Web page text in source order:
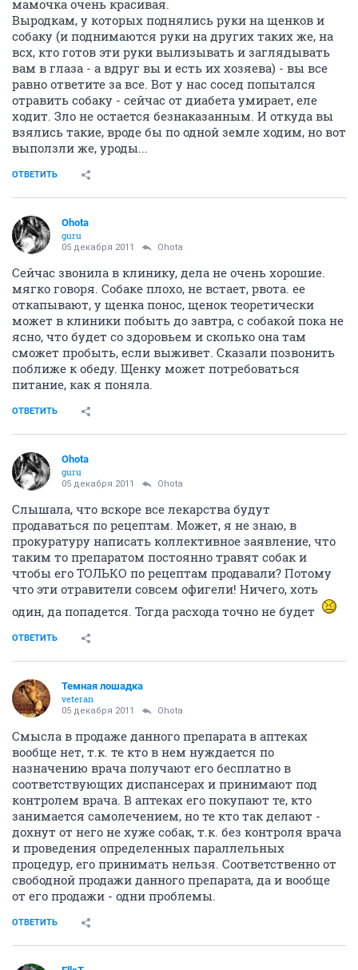
мамочка очень красивая.
Выродкам, у которых поднялись руки на щенков и
собаку (и поднимаются руки на других таких же, на
всх, кто готов эти руки вылизывать и заглядывать
вам в глаза - а вдруг вы и есть их хозяева) - вы все
равно ответите за все. Вот у нас сосед попытался
отравить собаку - сейчас от диабета умирает, еле
ходит. Зло не остается безнаказанным. И откуда вы
взялись такие, вроде бы по одной земле ходим, но вот
выползли же, уроды...
ОТВЕТИТЬ
Ohota
guru
05 декабря 2011 Ohota
Сейчас звонила в клинику, дела не очень хорошие.
мягко говоря. Собаке плохо, не встает, рвота. ее
откапывают, у щенка понос, щенок теоретически
может в клиники побыть до завтра, с собакой пока не
ясно, что будет со здоровьем и сколько она там
сможет пробыть, если выживет. Сказали позвонить
поближе к обеду. Щенку может потребоваться
питание, как я поняла.
ОТВЕТИТЬ
Ohota
guru
05 декабря 2011 Ohota
Слышала, что вскоре все лекарства будут
продаваться по рецептам. Может, я не знаю, в
прокуратуру написать коллективное заявление, что
таким то препаратом постоянно травят собак и
чтобы его ТОЛЬКО по рецептам продавали? Потому
что эти отравители совсем офигели! Ничего, хоть
один, да попадется. Тогда расхода точно не будет
ОТВЕТИТЬ
Темная лошадка
veteran
05 декабря 2011 Ohota
Смысла в продаже данного препарата в аптеках
вообще нет, т.к. те кто в нем нуждается по
назначению врача получают его бесплатно в
соответствующих диспансерах и принимают под
контролем врача. В аптеках его покупают те, кто
занимается самолечением, но те кто так делают -
дохнут от него не хуже собак, т.к. без контроля врача
и проведения определенных параллельных
процедур, его принимать нельзя. Соответственно от
свободной продажи данного препарата, да и вообще
от его продажи - одни проблемы.
ОТВЕТИТЬ